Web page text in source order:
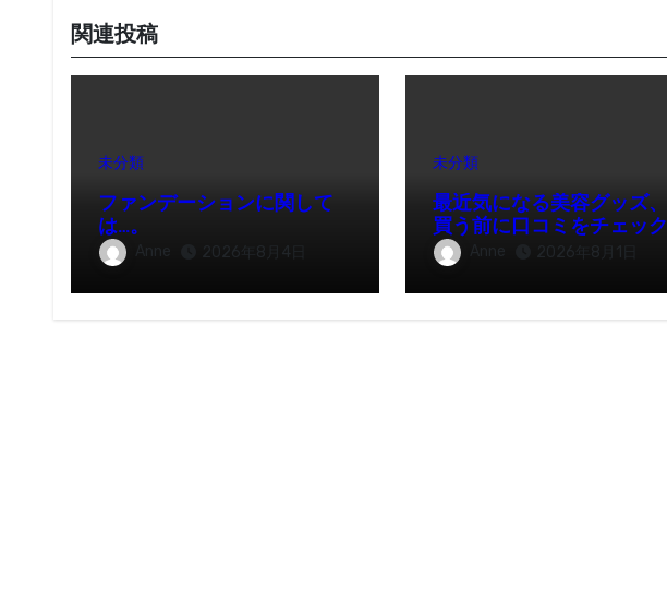
関連投稿
未分類
ファンデーションに関して
は…。
Anne 2026年8月4日
未分類
最近気になる美容グッズ、
買う前に口コミをチェック
Anne 2026年8月1日